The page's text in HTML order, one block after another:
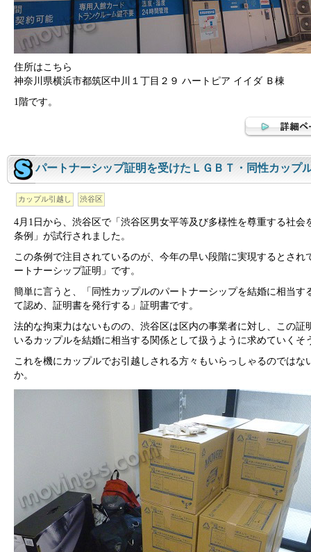
住所はこちら
神奈川県横浜市都筑区中川１丁目２９ ハートピア イイダ Ｂ棟
1階です。
パートナーシップ証明を受けたＬＧＢＴ・同性カップ
カップル引越し 渋谷区
4月1日から、渋谷区で「渋谷区男女平等及び多様性を尊重する社会
条例」が試行されました。
この条例で注目されているのが、今年の早い段階に実現するとされ
ートナーシップ証明」です。
簡単に言うと、「同性カップルのパートナーシップを結婚に相当す
て認め、証明書を発行する」証明書です。
法的な拘束力はないものの、渋谷区は区内の事業者に対し、この証
いるカップルを結婚に相当する関係として扱うように求めていくそ
これを機にカップルでお引越しされる方々もいらっしゃるのではな
か。